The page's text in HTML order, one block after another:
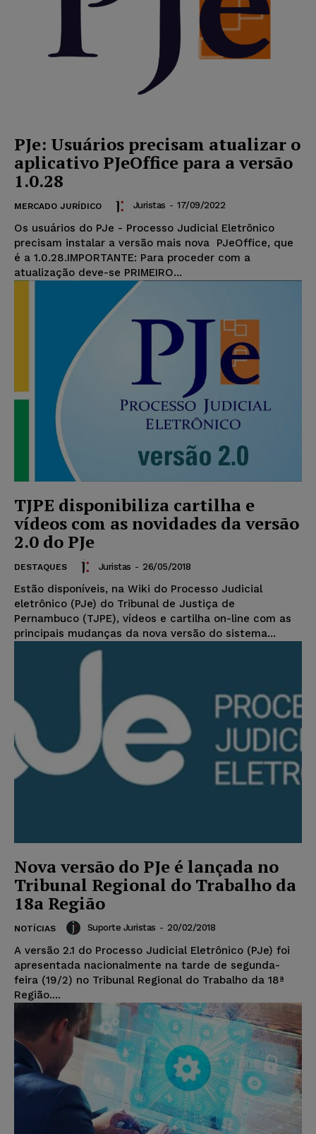
PJe: Usuários precisam atualizar o
aplicativo PJeOffice para a versão
1.0.28
MERCADO JURÍDICO Juristas - 17/09/2022
Os usuários do PJe - Processo Judicial Eletrônico
precisam instalar a versão mais nova PJeOffice, que
é a 1.0.28.IMPORTANTE: Para proceder com a
atualização deve-se PRIMEIRO...
TJPE disponibiliza cartilha e
vídeos com as novidades da versão
2.0 do PJe
DESTAQUES Juristas - 26/05/2018
Estão disponíveis, na Wiki do Processo Judicial
eletrônico (PJe) do Tribunal de Justiça de
Pernambuco (TJPE), vídeos e cartilha on-line com as
principais mudanças da nova versão do sistema...
Nova versão do PJe é lançada no
Tribunal Regional do Trabalho da
18a Região
NOTÍCIAS Suporte Juristas - 20/02/2018
A versão 2.1 do Processo Judicial Eletrônico (PJe) foi
apresentada nacionalmente na tarde de segunda-
feira (19/2) no Tribunal Regional do Trabalho da 18ª
Região....